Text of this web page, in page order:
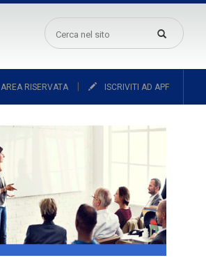
AREA RISERVATA ISCRIVITI AD APF